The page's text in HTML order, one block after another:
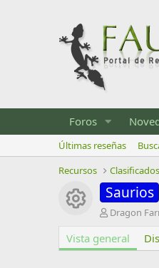
Foros
Últimas reseñas
Recursos
Clasificados
Icono
Saurios
A
t
o
Dragon
Vista general